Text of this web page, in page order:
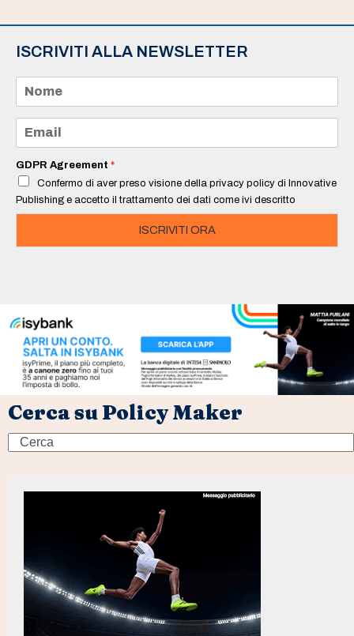
ISCRIVITI ALLA NEWSLETTER
m
e
a
i
*
GDPR Agreement *
Confermo di aver preso visione della privacy policy di Innovative
Publishing e accetto il trattamento dei dati come ivi descritto
ISCRIVITI ORA
Cerca su Policy Maker
Search